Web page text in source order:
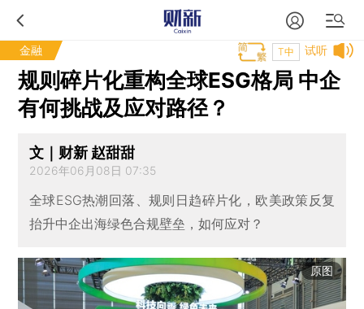
金融 试听
T中
规则碎片化重构全球ESG格局 中企
有何挑战及应对路径？
文｜财新 赵甜甜
2026年06月08日 07:35
全球ESG热潮回落、规则日趋碎片化，欧美政策反复
抬升中企出海绿色合规壁垒，如何应对？
原图